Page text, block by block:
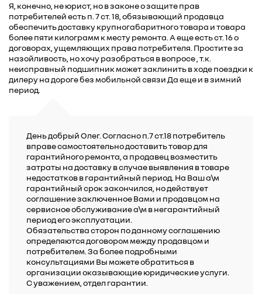
Я, конечно, не юрист, но в законе о защите прав
потребителей есть п. 7 ст. 18, обязывающий продавца
обеспечить доставку крупногабаритного товара и товара
более пяти килограмм к месту ремонта. А еще есть ст. 16 о
договорах, ущемляющих права потребителя. Простите за
назойливость, но хочу разобраться в вопросе , т.к.
неисправный подшипник может заклинить в ходе поездки к
дилеру на дороге без мобильной связи Да еще и в зимний
период.
День добрый Олег. Согласно п.7 ст.18 потребитель
вправе самостоятельно доставить товар для
гарантийного ремонта, а продавец возместить
затраты на доставку в случае выявления в товаре
недостатков в гарантийный период. На Ваш а\м
гарантийный срок закончился, но действует
соглашение заключенное Вами и продавцом на
сервисное обслуживание а\м в негарантийный
период его эксплуатации.
Обязательства сторон по данному соглашению
определяются договором между продавцом и
потребителем. За более подробными
консультациями Вы можете обратиться в
организации оказывающие юридические услуги.
С уважением, отдел гарантии.